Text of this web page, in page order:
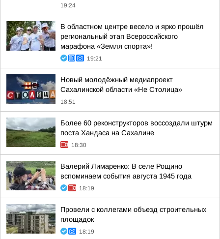
19:24
В областном центре весело и ярко прошёл
региональный этап Всероссийского
марафона «Земля спорта»!
19:21
Новый молодёжный медиапроект
Сахалинской области «Не Столица»
18:51
Более 60 реконструкторов воссоздали штурм
поста Хандаса на Сахалине
18:30
Валерий Лимаренко: В селе Рощино
вспоминаем события августа 1945 года
18:19
Провели с коллегами объезд строительных
площадок
18:19